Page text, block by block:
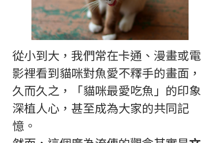
從小到大，我們常在卡通、漫畫或電
影裡看到貓咪對魚愛不釋手的畫面，
久而久之，「貓咪最愛吃魚」的印象
深植人心，甚至成為大家的共同記
憶。